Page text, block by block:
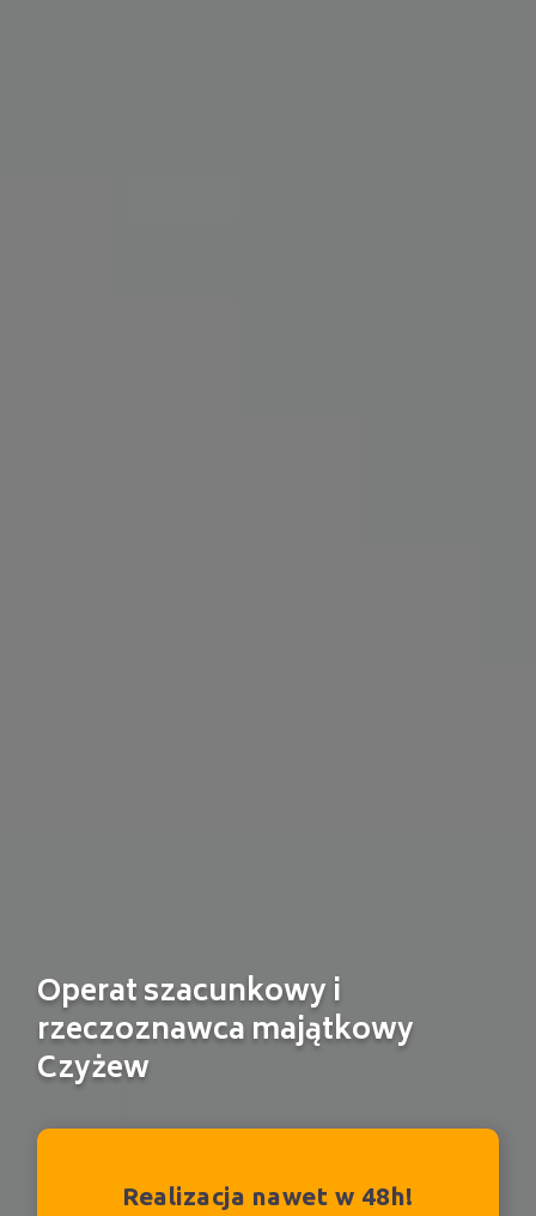
Operat szacunkowy i
rzeczoznawca majątkowy
Czyżew
Realizacja nawet w 48h!